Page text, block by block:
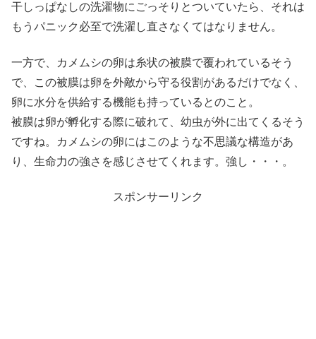
干しっぱなしの洗濯物にごっそりとついていたら、それは
もうパニック必至で洗濯し直さなくてはなりません。
一方で、カメムシの卵は糸状の被膜で覆われているそう
で、この被膜は卵を外敵から守る役割があるだけでなく、
卵に水分を供給する機能も持っているとのこと。
被膜は卵が孵化する際に破れて、幼虫が外に出てくるそう
ですね。カメムシの卵にはこのような不思議な構造があ
り、生命力の強さを感じさせてくれます。強し・・・。
スポンサーリンク